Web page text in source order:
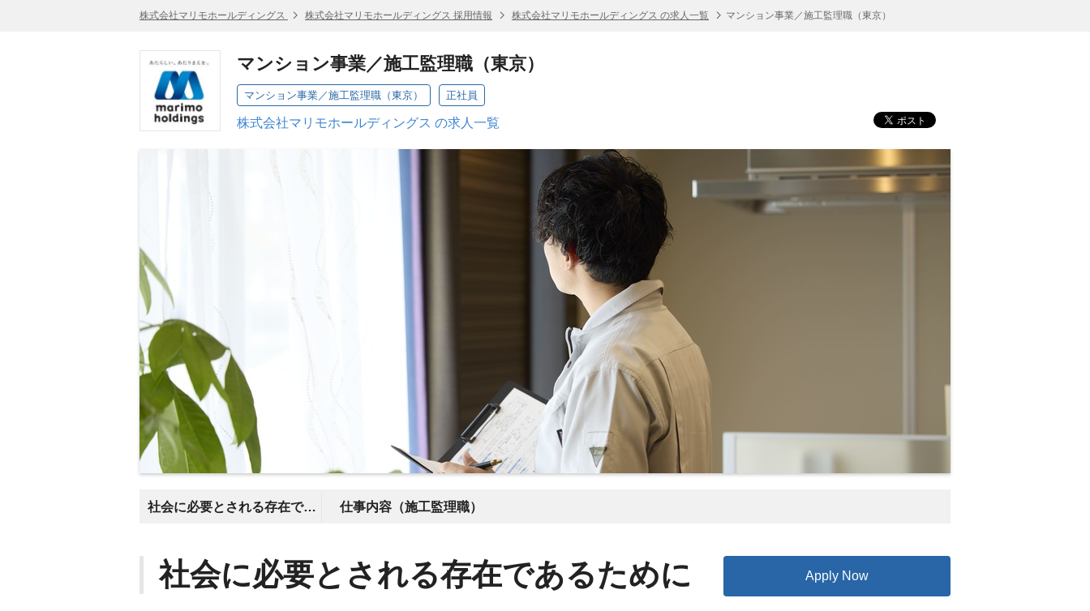
株式会社マリモホールディングス 株式会社マリモホールディングス 採用情報 株式会社マリモホールディングス の求人一覧 マンション事業／施工監理職（東京）
マンション事業／施工監理職（東京）
マンション事業／施工監理職（東京） 正社員
株式会社マリモホールディングス の求人一覧
社会に必要とされる存在であるために 仕事内容（施工監理職）
社会に必要とされる存在であるために Apply Now